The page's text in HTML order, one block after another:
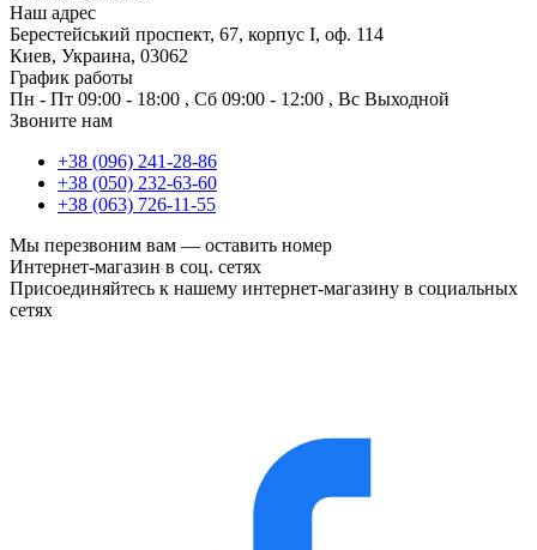
Наш адрес
Берестейський проспект, 67, корпус I, оф. 114
Киев, Украина, 03062
График работы
Пн - Пт 09:00 - 18:00 , Сб 09:00 - 12:00 , Вс Выходной
Звоните нам
+38 (096) 241-28-86
+38 (050) 232-63-60
+38 (063) 726-11-55
Мы перезвоним вам — оставить номер
Интернет-магазин в соц. сетях
Присоединяйтесь к нашему интернет-магазину в социальных
сетях